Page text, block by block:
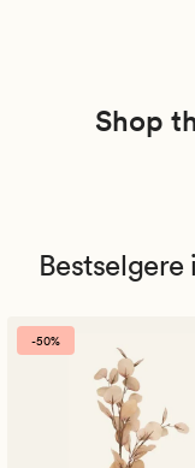
Shop
-50%